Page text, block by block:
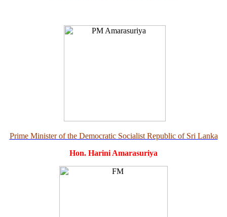
Prime Minister of the Democratic Socialist Republic of Sri Lanka
Hon. Harini Amarasuriya